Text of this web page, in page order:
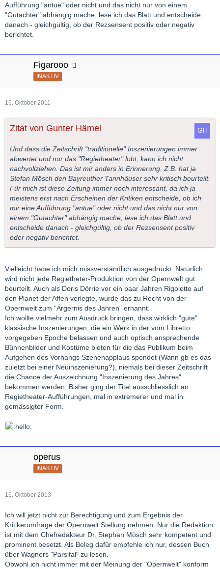
Aufführung "antue" oder nicht und das nicht nur von einem
"Gutachter" abhängig mache, lese ich das Blatt und entscheide
danach - gleichgültig, ob der Rezsensent positiv oder negativ
berichtet.
Figarooo
INAKTIV
16. Oktober 2011
Zitat von Gunter Hämel
Und dass die Zeitschrift "traditionelle" Inszenierungen immer
abwertet und nur das "Regietheater" lobt, kann ich nicht
nachvollziehen. Das ist mir anders in Erinnerung. Z.B. hat ja
Stefan Mösch den Bayreuther Tannhäuser sehr kritisch beurteilt.
Für mich ist diese Zeitung immer noch interessant, da ich ja
meistens erst nach Erscheinen der Kritiken entscheide, ob ich
mir eine Aufführung "antue" oder nicht und das nicht nur von
einem "Gutachter" abhängig mache, lese ich das Blatt und
entscheide danach - gleichgültig, ob der Rezsensent positiv
oder negativ berichtet.
Vielleicht habe ich mich missverständlich ausgedrückt. Natürlich
wird nicht jede Regietheter-Produktion von der Opernwelt gut
beurteilt. Auch als Doris Dörrie vor ein paar Jahren Rigoletto auf
den Planet der Affen verlegte, wurde das zu Recht von der
Opernwelt zum "Ärgernis des Jahren" ernannt.
Ich wollte vielmehr zum Ausdruck bringen, dass wirklich "gute"
klassische Inszenierungen, die ein Werk in der vom Libretto
vorgegeben Epoche belassen und auch optisch ansprechende
Bühnenbilder und Kostüme bieten für die das Publikum beim
Aufgehen des Vorhangs Szenenapplaus spendet (Wann gb es das
zuletzt bei einer Neuinszenierung?), niemals bei dieser Zeitschrift
die Chance der Auszeichnung "Inszenierung des Jahres"
bekommen werden. Bisher ging der Titel ausschliesslich an
Regietheater-Aufführungen, mal in extremerer und mal in
gemässigter Form.
operus
INAKTIV
16. Oktober 2013
Ich will jetzt nicht zur Berechtigung und zum Ergebnis der
Kritikerumfrage der Opernwelt Stellung nehmen. Nur die Redaktion
ist mit dem Chefredakteur Dr. Stephan Mösch sehr kompetent und
prominent besetzt. Als Beleg dafür empfehle ich nur, dessen Buch
über Wagners "Parsifal" zu lesen.
Obwohl ich nicht immer mit der Meinung der "Opernwelt" konform